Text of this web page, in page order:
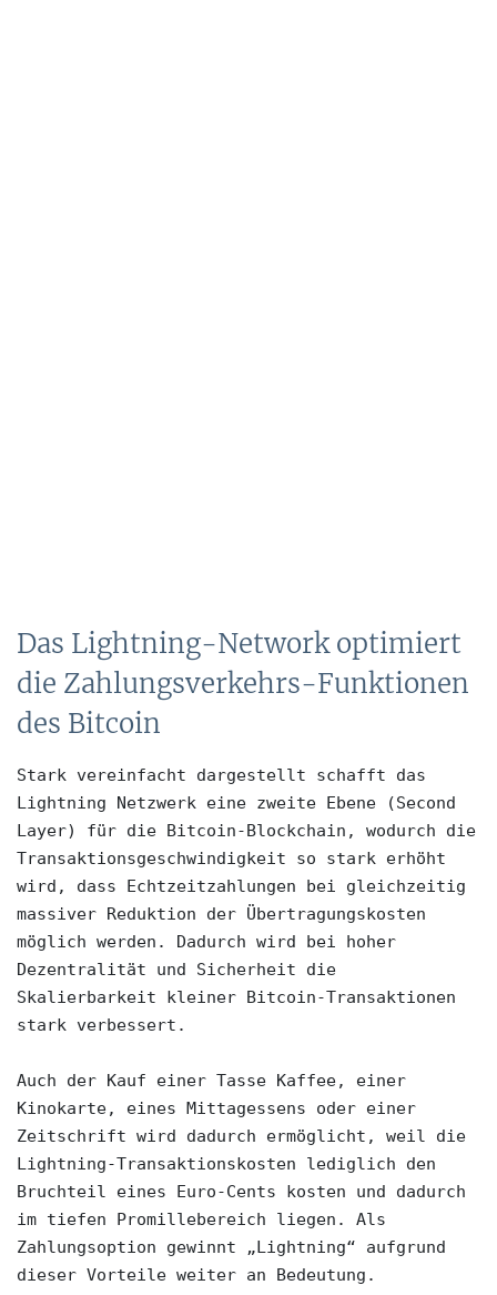
Das Lightning-Network optimiert
die Zahlungsverkehrs-Funktionen
des Bitcoin
Stark vereinfacht dargestellt schafft das
Lightning Netzwerk eine zweite Ebene (Second
Layer) für die Bitcoin-Blockchain, wodurch die
Transaktionsgeschwindigkeit so stark erhöht
wird, dass Echtzeitzahlungen bei gleichzeitig
massiver Reduktion der Übertragungskosten
möglich werden. Dadurch wird bei hoher
Dezentralität und Sicherheit die
Skalierbarkeit kleiner Bitcoin-Transaktionen
stark verbessert.
Auch der Kauf einer Tasse Kaffee, einer
Kinokarte, eines Mittagessens oder einer
Zeitschrift wird dadurch ermöglicht, weil die
Lightning-Transaktionskosten lediglich den
Bruchteil eines Euro-Cents kosten und dadurch
im tiefen Promillebereich liegen. Als
Zahlungsoption gewinnt „Lightning“ aufgrund
dieser Vorteile weiter an Bedeutung.